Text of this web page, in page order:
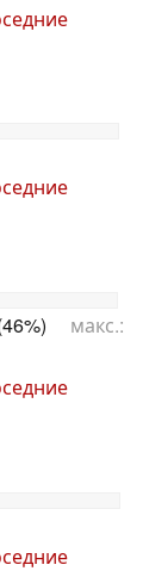
макс.: